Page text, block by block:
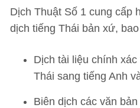
Dịch Thuật Số 1 cung cấp
dịch tiếng Thái bản xứ,
Dịch tài liệu chính
Thái sang tiếng Anh
Biên dịch các văn